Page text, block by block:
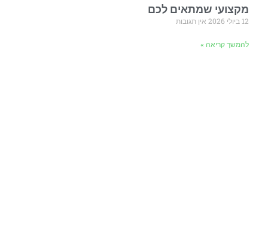
מקצועי שמתאים לכם
12 ביולי 2026 אין תגובות
להמשך קריאה »